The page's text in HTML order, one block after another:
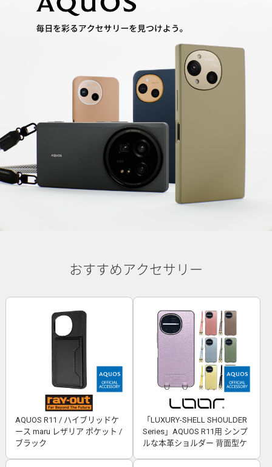
おすすめアクセサリー
AQUOS R11 / ハイブリッドケ
ース maru レザリア ポケット /
ブラック
「LUXURY-SHELL SHOULDER
Series」AQUOS R11用 シンプ
ルな本革ショルダー 背面型ケ